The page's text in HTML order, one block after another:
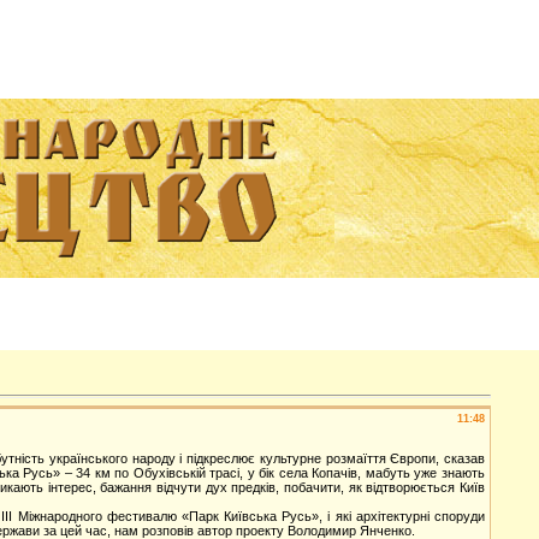
11:48
українського народу і підкреслює культурне розмаїття Європи, сказав
Русь» – 34 км по Обухівській трасі, у бік села Копачів, мабуть уже знають
інтерес, бажання відчути дух предків, побачити, як відтворюється Київ
фестивалю «Парк Київська Русь», і які архітектурні споруди
за цей час, нам розповів автор проекту Володимир Янченко.